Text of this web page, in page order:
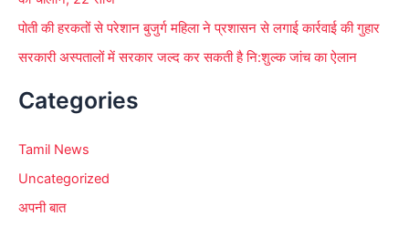
पोती की हरकतों से परेशान बुजुर्ग महिला ने प्रशासन से लगाई कार्रवाई की गुहार
सरकारी अस्पतालों में सरकार जल्द कर सकती है नि:शुल्क जांच का ऐलान
Categories
Tamil News
Uncategorized
अपनी बात